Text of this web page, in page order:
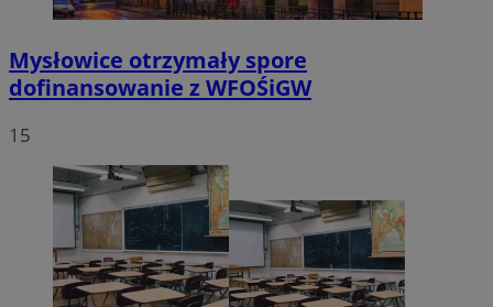
Mysłowice otrzymały spore
dofinansowanie z WFOŚiGW
15